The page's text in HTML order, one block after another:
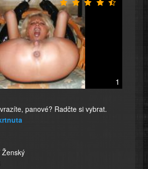
1
panové? Radčte si vybrat.